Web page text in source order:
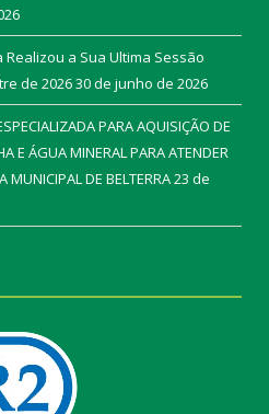
a Sua Ultima Sessão
de 202630 de junho de 2026
PARA AQUISIÇÃO DE
E ÁGUA MINERAL PARA ATENDER
MUNICIPAL DE BELTERRA23 de